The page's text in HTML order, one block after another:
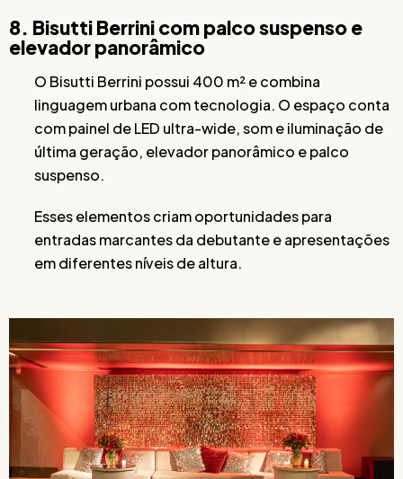
8. Bisutti Berrini com palco suspenso e
elevador panorâmico
O Bisutti Berrini possui 400 m² e combina
linguagem urbana com tecnologia. O espaço conta
com painel de LED ultra-wide, som e iluminação de
última geração, elevador panorâmico e palco
suspenso.
Esses elementos criam oportunidades para
entradas marcantes da debutante e apresentações
em diferentes níveis de altura.